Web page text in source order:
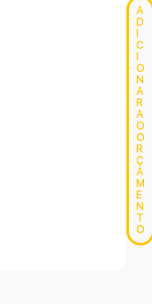
A
D
C
O
N
A
R
A
O
O
R
Ç
A
M
E
N
T
O